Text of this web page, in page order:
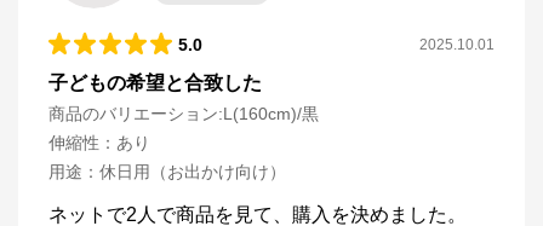
5.0 2025.10.01
子どもの希望と合致した
商品のバリエーション:L(160cm)/黒
伸縮性 ： あり
用途 ： 休日用（お出かけ向け）
ネットで2人で商品を見て、購入を決めました。